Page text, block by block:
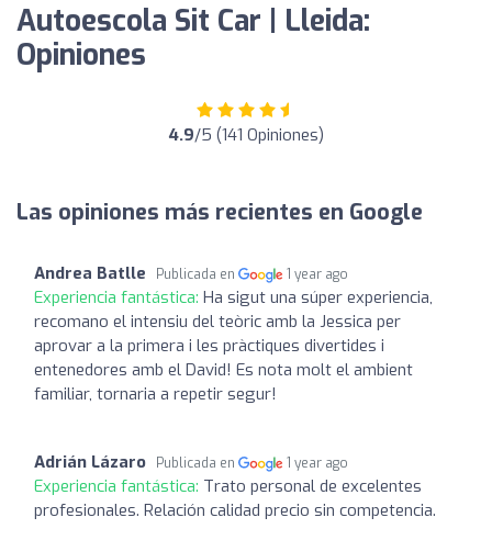
Autoescola Sit Car | Lleida:
Opiniones
4.9/5 (141 Opiniones)
Las opiniones más recientes en Google
Andrea Batlle Publicada en 1 year ago
Experiencia fantástica: Ha sigut una súper experiencia,
recomano el intensiu del teòric amb la Jessica per
aprovar a la primera i les pràctiques divertides i
entenedores amb el David! Es nota molt el ambient
familiar, tornaria a repetir segur!
Adrián Lázaro Publicada en 1 year ago
Experiencia fantástica: Trato personal de excelentes
profesionales. Relación calidad precio sin competencia.